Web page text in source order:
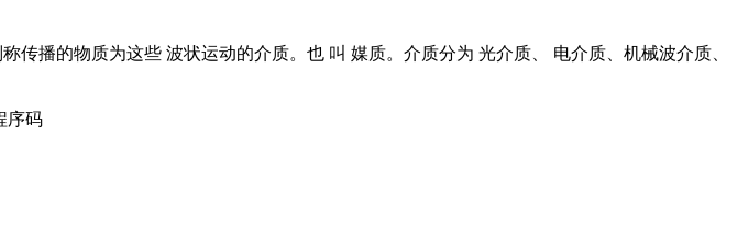
播的物质为这些 波状运动的介质。也 叫 媒质。介质分为 光介质、 电介质、机械波介质、